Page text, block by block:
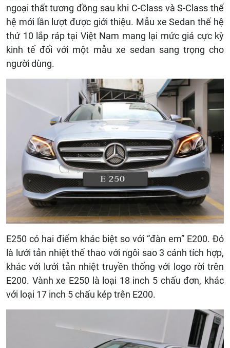
ngoại thất tương đồng sau khi C-Class và S-Class thế
hệ mới lần lượt được giới thiệu. Mẫu xe Sedan thế hệ
thứ 10 lắp ráp tại Việt Nam mang lại mức giá cực kỳ
kinh tế đối với một mẫu xe sedan sang trọng cho
người dùng.
E250 có hai điểm khác biệt so với “đàn em” E200. Đó
là lưới tản nhiệt thể thao với ngôi sao 3 cánh tích hợp,
khác với lưới tản nhiệt truyền thống với logo rời trên
E200. Vành xe E250 là loại 18 inch 5 chấu đơn, khác
với loại 17 inch 5 chấu kép trên E200.